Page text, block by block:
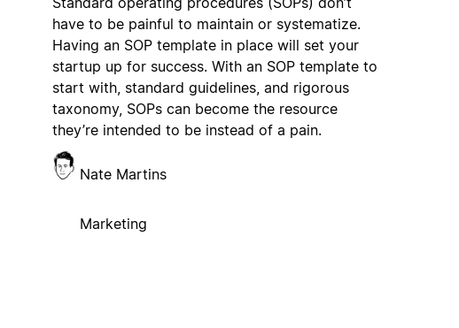
have to be painful to maintain or systematize.
Having an SOP template in place will set your
startup up for success. With an SOP template to
start with, standard guidelines, and rigorous
taxonomy, SOPs can become the resource
they’re intended to be instead of a pain.
Nate Martins
Marketing